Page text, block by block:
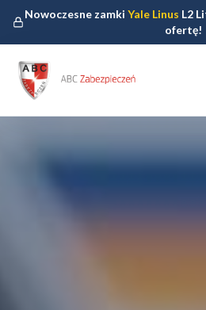
Nowoczesne zamkiYale Linus L2
ofertę!